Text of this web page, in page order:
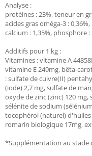
Analyse :
protéines : 23%, teneur en
acides gras oméga-3 :
calcium : 1,35%, phosphore :
Additifs pour 1 kg :
Vitamines : vitamine A
vitamine E 249mg, bêta-
: sulfate de cuivre(II)
(iode) 2,7 mg, sulfate de
oxyde de zinc (zinc) 120
sélénite de sodium
tocophérol (naturel)
romarin biologique 17mg,
*Supplémentation au stade